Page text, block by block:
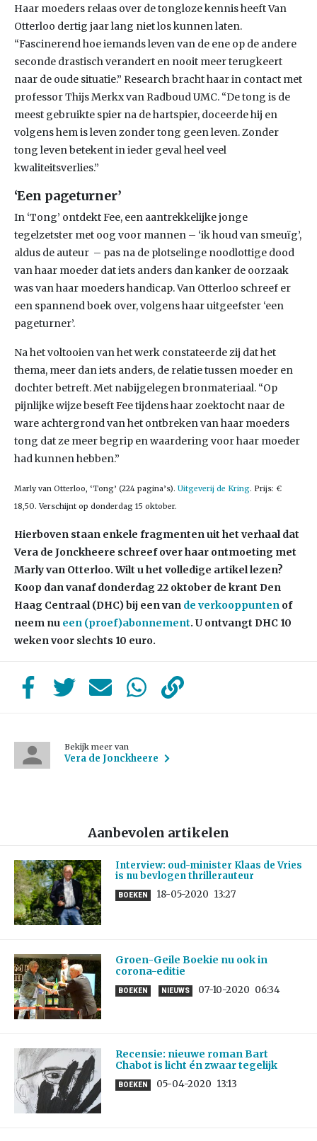
Haar moeders relaas over de tongloze kennis heeft Van
Otterloo dertig jaar lang niet los kunnen laten.
“Fascinerend hoe iemands leven van de ene op de andere
seconde drastisch verandert en nooit meer terugkeert
naar de oude situatie.” Research bracht haar in contact met
professor Thijs Merkx van Radboud UMC. “De tong is de
meest gebruikte spier na de hartspier, doceerde hij en
volgens hem is leven zonder tong geen leven. Zonder
tong leven betekent in ieder geval heel veel
kwaliteitsverlies.”
‘Een pageturner’
In ‘Tong’ ontdekt Fee, een aantrekkelijke jonge
tegelzetster met oog voor mannen – ‘ik houd van smeuïg’,
aldus de auteur – pas na de plotselinge noodlottige dood
van haar moeder dat iets anders dan kanker de oorzaak
was van haar moeders handicap. Van Otterloo schreef er
een spannend boek over, volgens haar uitgeefster ‘een
pageturner’.
Na het voltooien van het werk constateerde zij dat het
thema, meer dan iets anders, de relatie tussen moeder en
dochter betreft. Met nabijgelegen bronmateriaal. “Op
pijnlijke wijze beseft Fee tijdens haar zoektocht naar de
ware achtergrond van het ontbreken van haar moeders
tong dat ze meer begrip en waardering voor haar moeder
had kunnen hebben.”
Marly van Otterloo, ‘Tong’ (224 pagina’s). Uitgeverij de Kring. Prijs: €
18,50. Verschijnt op donderdag 15 oktober.
Hierboven staan enkele fragmenten uit het verhaal dat
Vera de Jonckheere schreef over haar ontmoeting met
Marly van Otterloo. Wilt u het volledige artikel lezen?
Koop dan vanaf donderdag 22 oktober de krant Den
Haag Centraal (DHC) bij een van de verkooppunten of
neem nu een (proef)abonnement. U ontvangt DHC 10
weken voor slechts 10 euro.
Bekijk meer van
Vera de Jonckheere
Aanbevolen artikelen
Interview: oud-minister Klaas de Vries
is nu bevlogen thrillerauteur
BOEKEN 18-05-2020 13:27
Groen-Geile Boekie nu ook in
corona-editie
BOEKEN NIEUWS 07-10-2020 06:34
Recensie: nieuwe roman Bart
Chabot is licht én zwaar tegelijk
BOEKEN 05-04-2020 13:13